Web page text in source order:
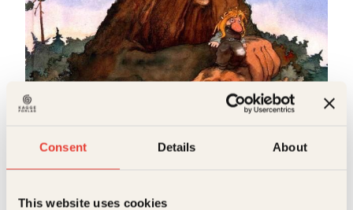
Consent Details About
This website uses cookies
Rune J. Andersson, Trond Brænne
Kollentrollet